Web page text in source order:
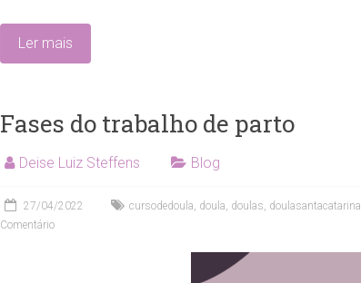
Ler mais
Fases do trabalho de parto
Deise Luiz Steffens Blog
27/04/2022 cursodedoula, doula, doulas, doulasantacatarina
Comentário